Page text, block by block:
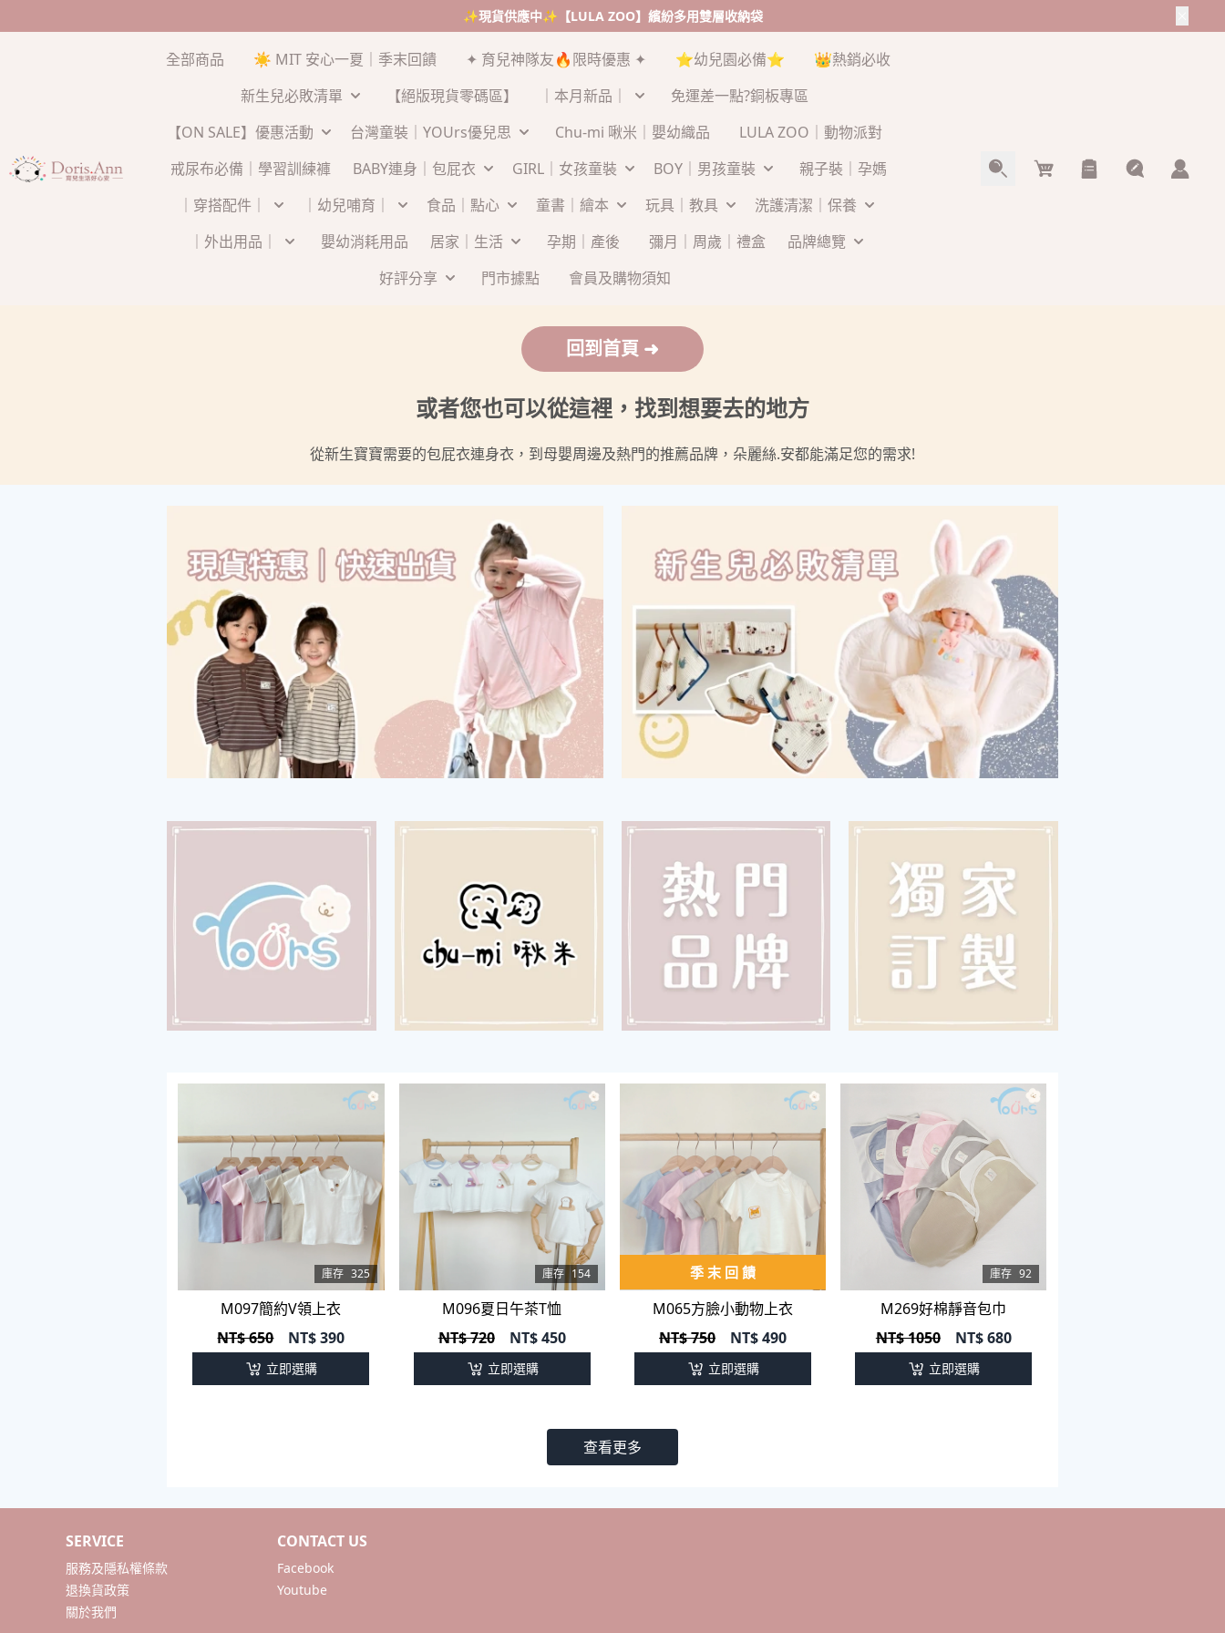
✨現貨供應中✨【LULA ZOO】繽紛多用雙層收納袋
全部商品 ☀️ MIT 安心一夏｜季末回饋 ✦ 育兒神隊友🔥限時優惠 ✦ ⭐幼兒園必備⭐
👑熱銷必收
新生兒必敗清單
【絕版現貨零碼區】 ｜本月新品｜
免運差一點?銅板專區
【ON SALE】優惠活動
台灣童裝｜YOUrs優兒思 Chu-mi 啾米｜嬰幼織品
LULA ZOO｜動物派對
戒尿布必備｜學習訓練褲
BABY連身｜包屁衣 GIRL｜女孩童裝 BOY｜男孩童裝
親子裝｜孕媽
｜穿搭配件｜
｜幼兒哺育｜ 食品｜點心 童書｜繪本 玩具｜教具
洗護清潔｜保養
｜外出用品｜
嬰幼消耗用品 居家｜生活 孕期｜產後 彌月｜周歲｜禮盒
品牌總覽
好評分享
門市據點 會員及購物須知
Cart
回到首頁 ➜
或者您也可以從這裡，找到想要去的地方
從新生寶寶需要的包屁衣連身衣，到母嬰周邊及熱門的推薦品牌，朵麗絲.安都能滿足您的需求!
庫存 325
M097簡約V領上衣
NT$ 650
NT$390
立即選購
庫存 154
M096夏日午茶T恤
NT$ 720
NT$450
立即選購
季 末 回 饋
M065方臉小動物上衣
NT$ 750
NT$490
立即選購
庫存 92
M269好棉靜音包巾
NT$ 1050
NT$680
立即選購
查看更多
SERVICE
服務及隱私權條款
退換貨政策
關於我們
CONTACT US
Facebook
Youtube